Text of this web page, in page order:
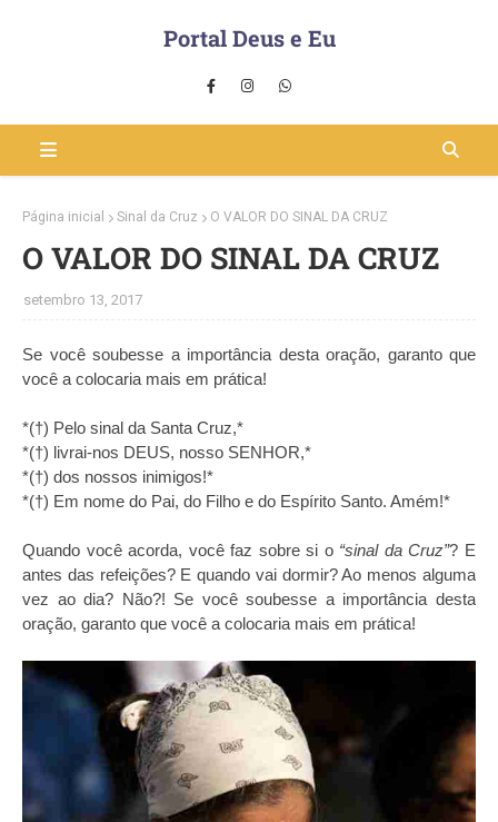
Portal Deus e Eu
Página inicial Sinal da Cruz O VALOR DO SINAL DA CRUZ
O VALOR DO SINAL DA CRUZ
setembro 13, 2017
Se você soubesse a importância desta oração, garanto que
você a colocaria mais em prática!
*(†) Pelo sinal da Santa Cruz,*
*(†) livrai-nos DEUS, nosso SENHOR,*
*(†) dos nossos inimigos!*
*(†) Em nome do Pai, do Filho e do Espírito Santo. Amém!*
Quando você acorda, você faz sobre si o “sinal da Cruz”? E
antes das refeições? E quando vai dormir? Ao menos alguma
vez ao dia? Não?! Se você soubesse a importância desta
oração, garanto que você a colocaria mais em prática!